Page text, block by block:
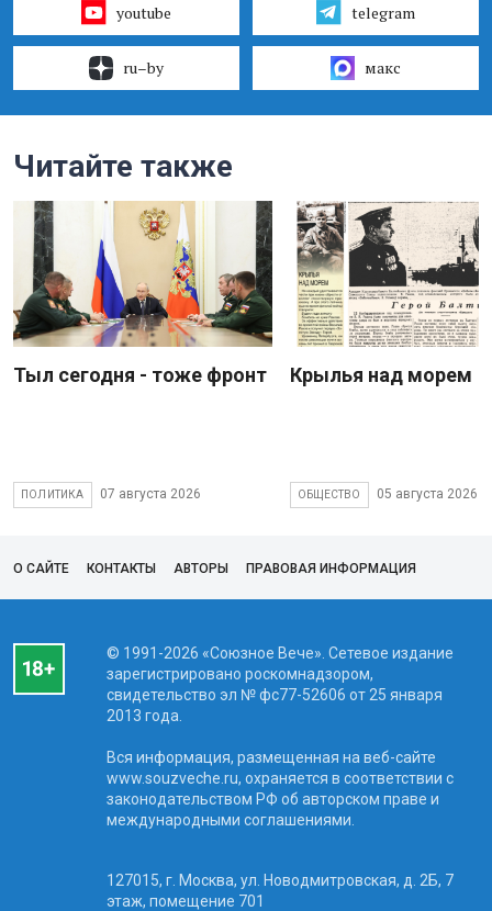
youtube telegram
ru–by макс
Читайте также
Тыл сегодня - тоже фронт
ПОЛИТИКА 07 августа 2026
Крылья над морем
ОБЩЕСТВО 05 августа 2026
О САЙТЕ КОНТАКТЫ АВТОРЫ ПРАВОВАЯ ИНФОРМАЦИЯ
© 1991-2026 «Союзное Вече». Сетевое издание
зарегистрировано роскомнадзором,
свидетельство эл № фc77-52606 от 25 января
2013 года.
Вся информация, размещенная на веб-сайте
www.souzveche.ru, охраняется в соответствии с
законодательством РФ об авторском праве и
международными соглашениями.
127015, г. Москва, ул. Новодмитровская, д. 2Б, 7
этаж, помещение 701